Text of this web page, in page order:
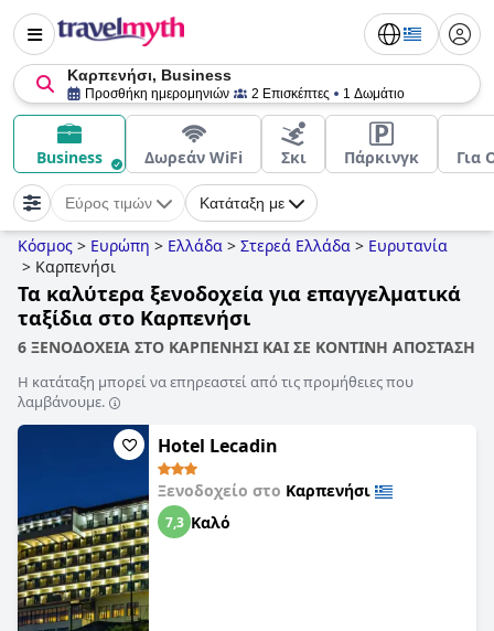
Καρπενήσι, Business
Προσθήκη ημερομηνιών 2 Επισκέπτες 1 Δωμάτιο
Business Δωρεάν WiFi Σκι Πάρκινγκ Για
Εύρος τιμών Κατάταξη με
Κόσμος > Ευρώπη > Ελλάδα > Στερεά Ελλάδα > Ευρυτανία
> Καρπενήσι
Τα καλύτερα ξενοδοχεία για επαγγελματικά
ταξίδια στο Καρπενήσι
6 ΞΕΝΟΔΟΧΕΙΑ ΣΤΟ ΚΑΡΠΕΝΗΣΙ ΚΑΙ ΣΕ ΚΟΝΤΙΝΗ ΑΠΟΣΤΑΣΗ
Η κατάταξη μπορεί να επηρεαστεί από τις προμήθειες που
λαμβάνουμε.
Hotel Lecadin
Ξενοδοχείο στο Καρπενήσι
7,3 Καλό